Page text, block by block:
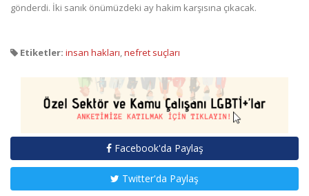
gönderdi. İki sanık önümüzdeki ay hakim karşısına çıkacak.
Etiketler: insan hakları,nefret suçları
Facebook'da Paylaş
Twitter'da Paylaş